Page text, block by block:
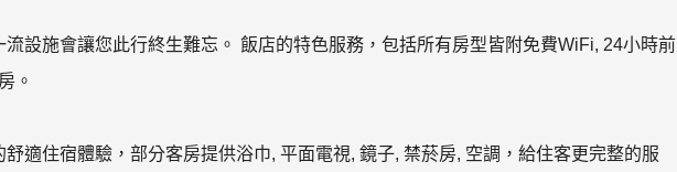
設施會讓您此行終生難忘。 飯店的特色服務，包括所有房型皆附免費WiFi, 24小時前
。
適住宿體驗，部分客房提供浴巾, 平面電視, 鏡子, 禁菸房, 空調，給住客更完整的服